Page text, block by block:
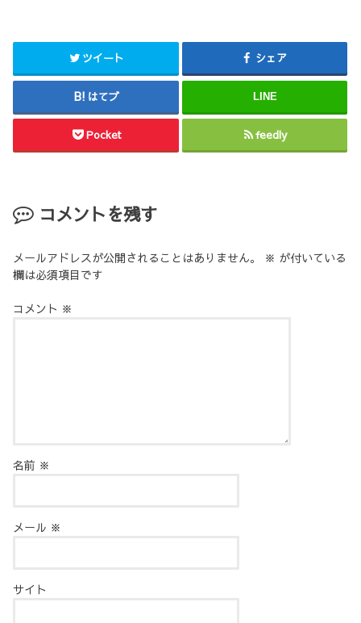
ツイート シェア
はてブ LINE
Pocket feedly
コメントを残す
メールアドレスが公開されることはありません。 ※ が付いている
欄は必須項目です
コメント ※
名前 ※
メール ※
サイト